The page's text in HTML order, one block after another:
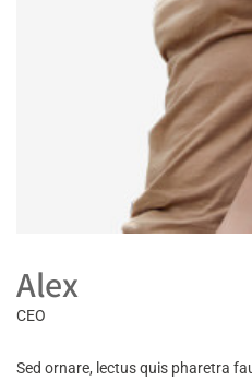
Alex
CEO
Sed ornare, lectus quis pharetra